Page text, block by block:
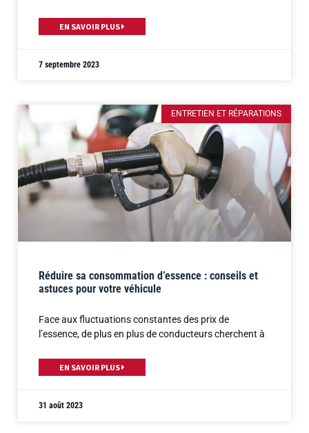
EN SAVOIR PLUS
7 septembre 2023
ENTRETIEN ET RÉPARATIONS
Réduire sa consommation d’essence : conseils et
astuces pour votre véhicule
Face aux fluctuations constantes des prix de
l’essence, de plus en plus de conducteurs cherchent à
EN SAVOIR PLUS
31 août 2023